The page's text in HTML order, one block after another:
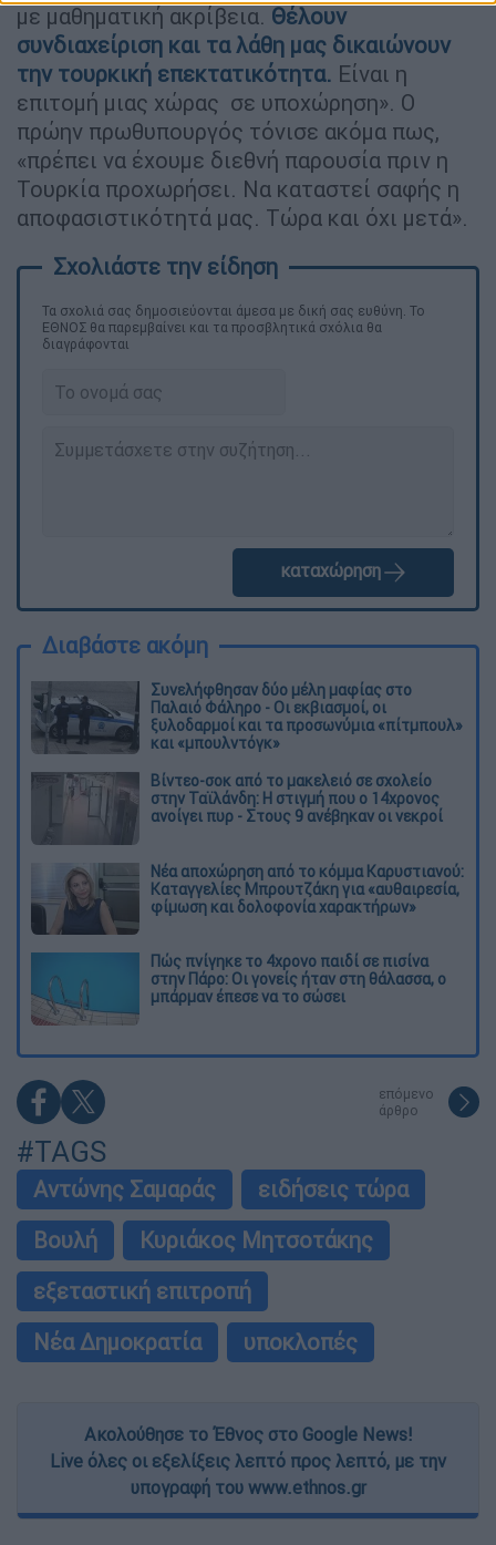
με μαθηματική ακρίβεια. Θέλουν
συνδιαχείριση και τα λάθη μας δικαιώνουν
την τουρκική επεκτατικότητα. Είναι η
επιτομή μιας χώρας σε υποχώρηση». Ο
πρώην πρωθυπουργός τόνισε ακόμα πως,
«πρέπει να έχουμε διεθνή παρουσία πριν η
Τουρκία προχωρήσει. Να καταστεί σαφής η
αποφασιστικότητά μας. Τώρα και όχι μετά».
Τα σχολιά σας δημοσιεύονται άμεσα με δική σας ευθύνη. Το
ΕΘΝΟΣ θα παρεμβαίνει και τα προσβλητικά σχόλια θα
διαγράφονται
καταχώρηση
Διαβάστε ακόμη
Συνελήφθησαν δύο μέλη μαφίας στο
Παλαιό Φάληρο - Οι εκβιασμοί, οι
ξυλοδαρμοί και τα προσωνύμια «πίτμπουλ»
και «μπουλντόγκ»
Βίντεο-σοκ από το μακελειό σε σχολείο
στην Ταϊλάνδη: Η στιγμή που ο 14χρονος
ανοίγει πυρ - Στους 9 ανέβηκαν οι νεκροί
Νέα αποχώρηση από το κόμμα Καρυστιανού:
Καταγγελίες Μπρουτζάκη για «αυθαιρεσία,
φίμωση και δολοφονία χαρακτήρων»
Πώς πνίγηκε το 4χρονο παιδί σε πισίνα
στην Πάρο: Οι γονείς ήταν στη θάλασσα, ο
μπάρμαν έπεσε να το σώσει
επόμενο
άρθρο
#TAGS
Αντώνης Σαμαράς
ειδήσεις τώρα
Βουλή
Κυριάκος Μητσοτάκης
εξεταστική επιτροπή
Νέα Δημοκρατία
υποκλοπές
Ακολούθησε το Έθνος στο Google News!
Live όλες οι εξελίξεις λεπτό προς λεπτό, με την
υπογραφή του www.ethnos.gr